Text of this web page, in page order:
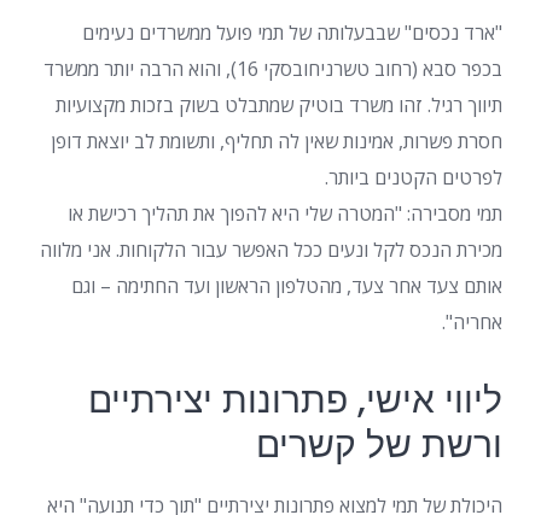
"ארד נכסים" שבבעלותה של תמי פועל ממשרדים נעימים
בכפר סבא (רחוב טשרניחובסקי 16), והוא הרבה יותר ממשרד
תיווך רגיל. זהו משרד בוטיק שמתבלט בשוק בזכות מקצועיות
חסרת פשרות, אמינות שאין לה תחליף, ותשומת לב יוצאת דופן
לפרטים הקטנים ביותר.
תמי מסבירה: "המטרה שלי היא להפוך את תהליך רכישת או
מכירת הנכס לקל ונעים ככל האפשר עבור הלקוחות. אני מלווה
אותם צעד אחר צעד, מהטלפון הראשון ועד החתימה – וגם
אחריה".
ליווי אישי, פתרונות יצירתיים
ורשת של קשרים
היכולת של תמי למצוא פתרונות יצירתיים "תוך כדי תנועה" היא